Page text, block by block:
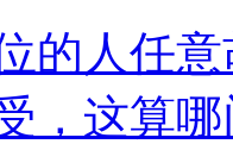
的人任
，这算